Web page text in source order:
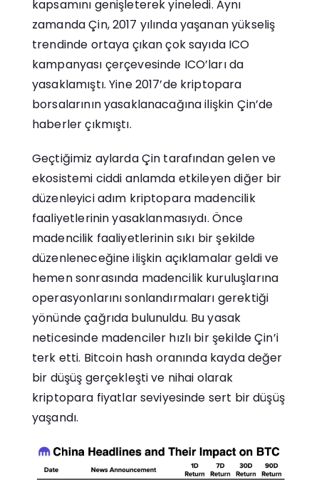
kapsamını genişleterek yineledi. Aynı
zamanda Çin, 2017 yılında yaşanan yükseliş
trendinde ortaya çıkan çok sayıda ICO
kampanyası çerçevesinde ICO’ları da
yasaklamıştı. Yine 2017’de kriptopara
borsalarının yasaklanacağına ilişkin Çin’de
haberler çıkmıştı.
Geçtiğimiz aylarda Çin tarafından gelen ve
ekosistemi ciddi anlamda etkileyen diğer bir
düzenleyici adım kriptopara madencilik
faaliyetlerinin yasaklanmasıydı. Önce
madencilik faaliyetlerinin sıkı bir şekilde
düzenleneceğine ilişkin açıklamalar geldi ve
hemen sonrasında madencilik kuruluşlarına
operasyonlarını sonlandırmaları gerektiği
yönünde çağrıda bulunuldu. Bu yasak
neticesinde madenciler hızlı bir şekilde Çin’i
terk etti. Bitcoin hash oranında kayda değer
bir düşüş gerçekleşti ve nihai olarak
kriptopara fiyatlar seviyesinde sert bir düşüş
yaşandı.